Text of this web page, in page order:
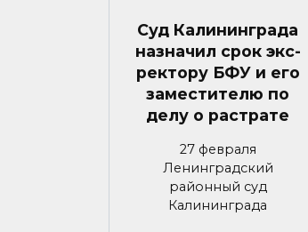
Суд Калининграда
назначил срок экс-
ректору БФУ и его
заместителю по
делу о растрате
27 февраля
Ленинградский
районный суд
Калининграда